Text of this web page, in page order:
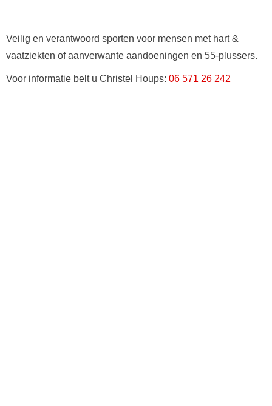
Veilig en verantwoord sporten voor mensen met hart &
vaatziekten of aanverwante aandoeningen en 55-plussers.
Voor informatie belt u Christel Houps: 06 571 26 242